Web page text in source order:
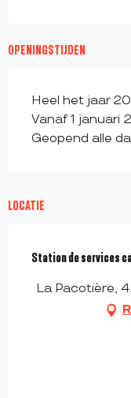
OPENINGSTIJDEN
Heel het jaar
Vanaf 1 januari
Geopend alle
LOCATIE
Station de services
La Pacotière,